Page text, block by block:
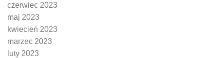
czerwiec 2023
maj 2023
kwiecień 2023
marzec 2023
luty 2023